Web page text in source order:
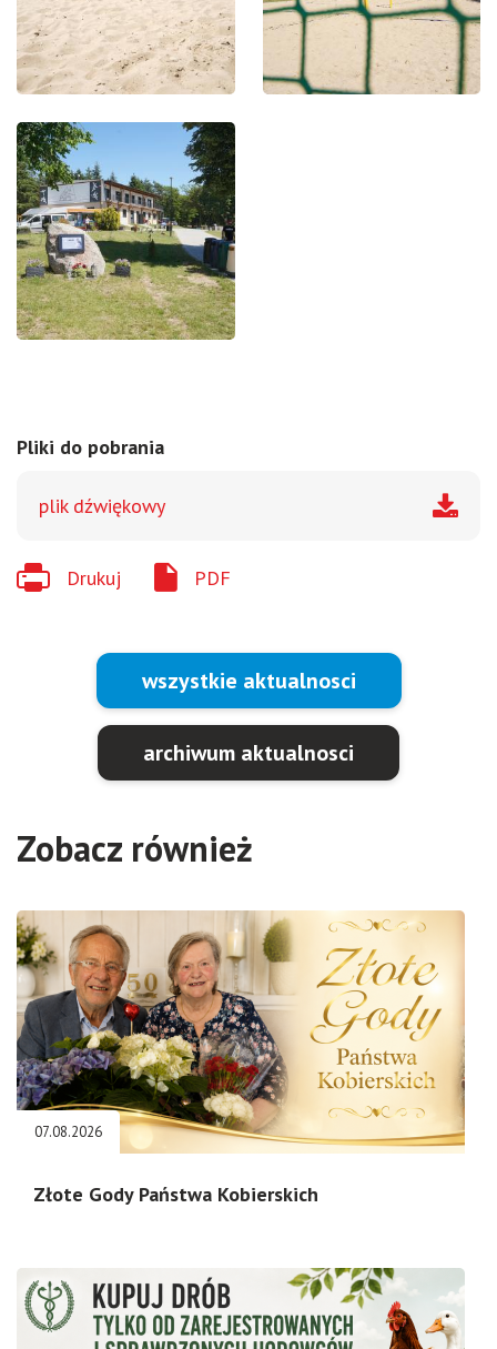
Pliki do pobrania
plik dźwiękowy
Drukuj PDF
wszystkie aktualnosci
archiwum aktualnosci
Zobacz również
07.08.2026
Złote Gody Państwa Kobierskich